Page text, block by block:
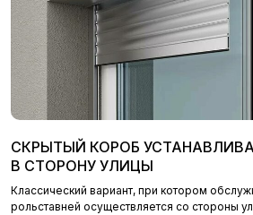
СКРЫТЫЙ КОРОБ
В СТОРОНУ УЛИЦЫ
Классический вариант, при котором
рольставней осуществляется со стороны